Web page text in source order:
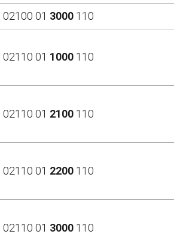
01 3000 110
01 1000 110
01 2100 110
01 2200 110
01 3000 110